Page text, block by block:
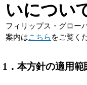
いについ
フィリップス・グロー
案内はこちら をご覧く
1 ．本方針の適用範